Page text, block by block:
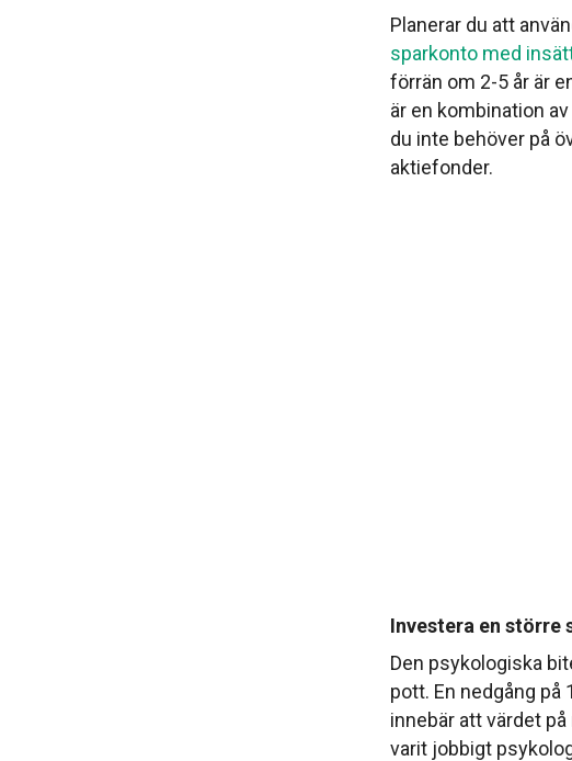
Planerar du att
sparkonto med
förrän om 2-5 år är
är en kombination
du inte behöver på
aktiefonder.
Investera en större
Den psykologiska
pott. En nedgång
innebär att värdet
varit jobbigt